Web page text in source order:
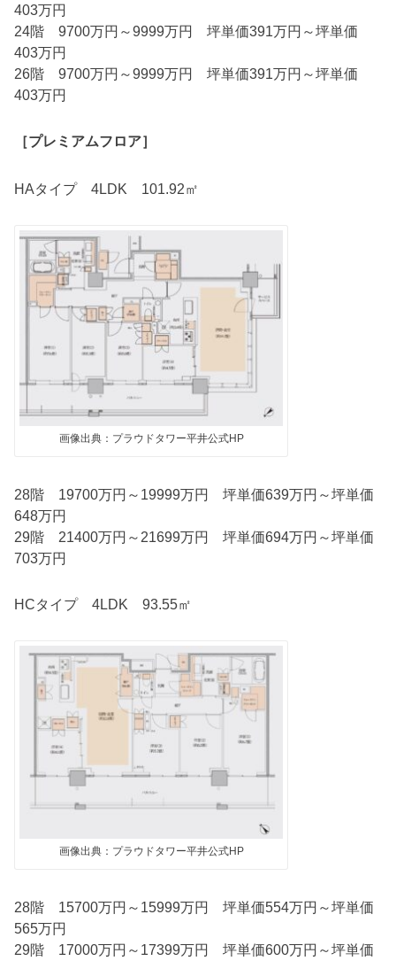
403万円
24階 9700万円～9999万円 坪単価391万円～坪単価
403万円
26階 9700万円～9999万円 坪単価391万円～坪単価
403万円
［プレミアムフロア］
HAタイプ 4LDK 101.92㎡
画像出典：プラウドタワー平井公式HP
28階 19700万円～19999万円 坪単価639万円～坪単価
648万円
29階 21400万円～21699万円 坪単価694万円～坪単価
703万円
HCタイプ 4LDK 93.55㎡
画像出典：プラウドタワー平井公式HP
28階 15700万円～15999万円 坪単価554万円～坪単価
565万円
29階 17000万円～17399万円 坪単価600万円～坪単価